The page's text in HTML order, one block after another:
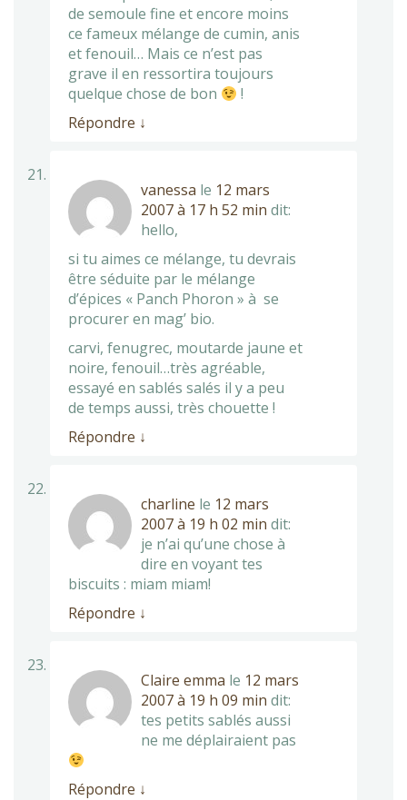
de semoule fine et encore moins
ce fameux mélange de cumin, anis
et fenouil… Mais ce n’est pas
grave il en ressortira toujours
quelque chose de bon
!
Répondre ↓
vanessa le 12 mars
2007 à 17 h 52 min dit:
hello,
si tu aimes ce mélange, tu devrais
être séduite par le mélange
d’épices « Panch Phoron » à se
procurer en mag’ bio.
carvi, fenugrec, moutarde jaune et
noire, fenouil…très agréable,
essayé en sablés salés il y a peu
de temps aussi, très chouette !
Répondre ↓
charline le 12 mars
2007 à 19 h 02 min dit:
je n’ai qu’une chose à
dire en voyant tes
biscuits : miam miam!
Répondre ↓
Claire emma le 12 mars
2007 à 19 h 09 min dit:
tes petits sablés aussi
ne me déplairaient pas
Répondre ↓